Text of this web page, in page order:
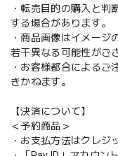
・転売目的の購入と判
する場合があります。
・商品画像はイメージ
若干異なる可能性がご
・お客様都合によるご
きかねます。
【決済について】
＜予約商品＞
・お支払方法はクレジ